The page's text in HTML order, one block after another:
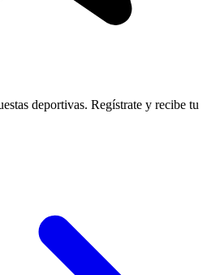
deportivas. Regístrate y recibe tu